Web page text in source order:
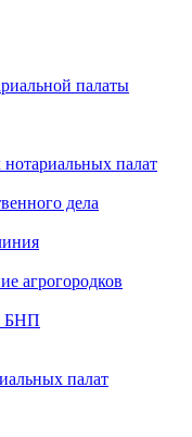
палаты
палат
дела
агрогородков
БНП
палат